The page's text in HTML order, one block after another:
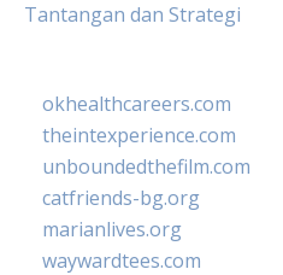
Tantangan dan Strategi
okhealthcareers.com
theintexperience.com
unboundedthefilm.com
catfriends-bg.org
marianlives.org
waywardtees.com